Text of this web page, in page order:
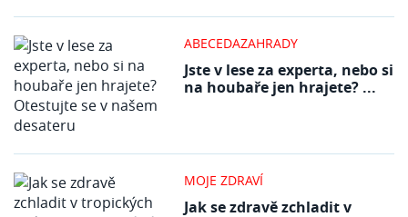
ABECEDAZAHRADY
Jste v lese za experta, nebo si
na houbaře jen hrajete? ...
MOJE ZDRAVÍ
Jak se zdravě zchladit v